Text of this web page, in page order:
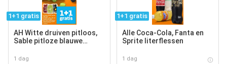
1+1 gratis
AH Witte druiven pitloos,
Sable pitloze blauwe
pitloze rode druiven
1 dag
1+1 gratis
Alle Coca-Cola, Fanta en
Sprite literflessen
1 dag